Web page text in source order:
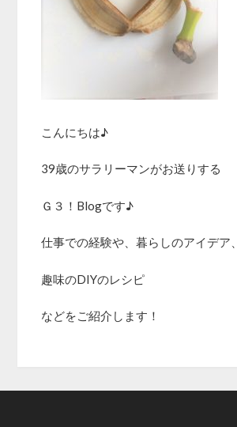
こんにちは♪
39歳のサラリーマンがお送りする
Ｇ３！Blogです♪
仕事での経験や、暮らしのアイデア、
趣味のDIYのレシピ
などをご紹介します！